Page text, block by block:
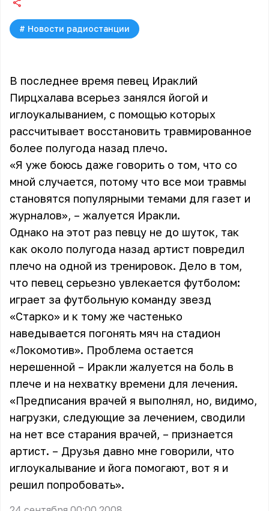
# Новости радиостанции
В последнее время певец Ираклий
Пирцхалава всерьез занялся йогой и
иглоукалыванием, с помощью которых
рассчитывает восстановить травмированное
более полугода назад плечо.
«Я уже боюсь даже говорить о том, что со
мной случается, потому что все мои травмы
становятся популярными темами для газет и
журналов», – жалуется Иракли.
Однако на этот раз певцу не до шуток, так
как около полугода назад артист повредил
плечо на одной из тренировок. Дело в том,
что певец серьезно увлекается футболом:
играет за футбольную команду звезд
«Старко» и к тому же частенько
наведывается погонять мяч на стадион
«Локомотив». Проблема остается
нерешенной – Иракли жалуется на боль в
плече и на нехватку времени для лечения.
«Предписания врачей я выполнял, но, видимо,
нагрузки, следующие за лечением, сводили
на нет все старания врачей, – признается
артист. – Друзья давно мне говорили, что
иглоукалывание и йога помогают, вот я и
решил попробовать».